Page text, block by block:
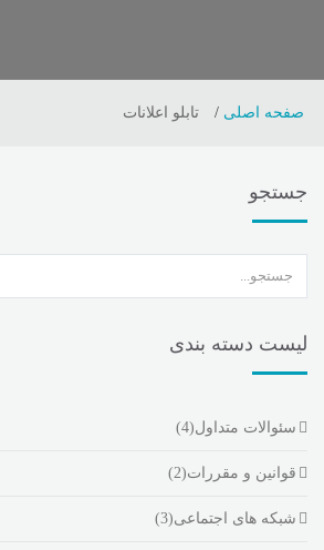
صفحه اصلی تابلو اعلانات
جستجو
لیست دسته بندی
سئوالات متداول(4)
قوانین و مقررات(2)
شبکه های اجتماعی(3)